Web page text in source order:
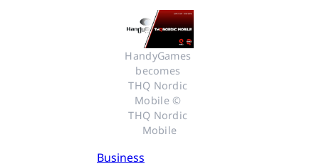
HandyGames
becomes
THQ Nordic
Mobile ©
THQ Nordic
Mobile
Business